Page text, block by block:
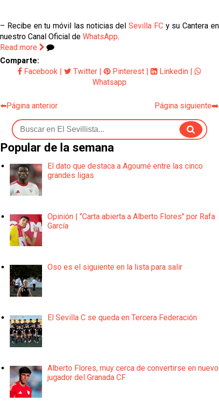
– Recibe en tu móvil las noticias delSevilla FCy su Cantera en
nuestro Canal Oficial de WhatsApp.
Read more
Comparte:
Facebook | Twitter | Pinterest | Linkedin |
Whatsapp
⬅️Página anterior Página siguiente➡️
Popular de la semana
El dato que destaca a Agoumé entre las cinco
grandes ligas
Opinión | "Carta abierta a Alberto Flores" por Rafa
García
Oso es el siguiente en la lista para salir
El Sevilla C se queda en Tercera Federación
Alberto Flores, muy cerca de convertirse en nuevo
jugador del Granada CF